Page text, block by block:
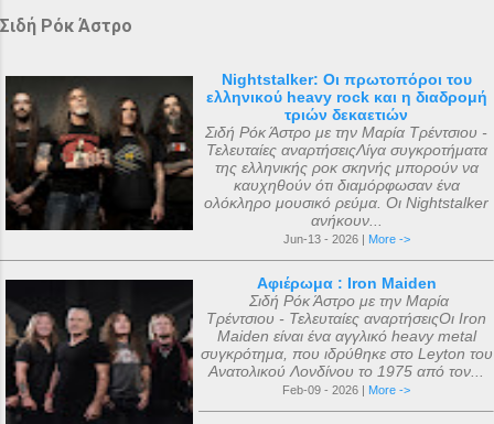
Σιδή Ρόκ Άστρο
Nightstalker: Οι πρωτοπόροι του
ελληνικού heavy rock και η διαδρομή
τριών δεκαετιών
Σιδή Ρόκ Άστρο με την Μαρία Τρέντσιου -
Τελευταίες αναρτήσειςΛίγα συγκροτήματα
της ελληνικής ροκ σκηνής μπορούν να
καυχηθούν ότι διαμόρφωσαν ένα
ολόκληρο μουσικό ρεύμα. Οι Nightstalker
ανήκουν...
Jun-13 - 2026 | More ->
Αφιέρωμα : Iron Maiden
Σιδή Ρόκ Άστρο με την Μαρία
Τρέντσιου - Τελευταίες αναρτήσειςΟι Iron
Maiden είναι ένα αγγλικό heavy metal
συγκρότημα, που ιδρύθηκε στο Leyton του
Ανατολικού Λονδίνου το 1975 από τον...
Feb-09 - 2026 | More ->